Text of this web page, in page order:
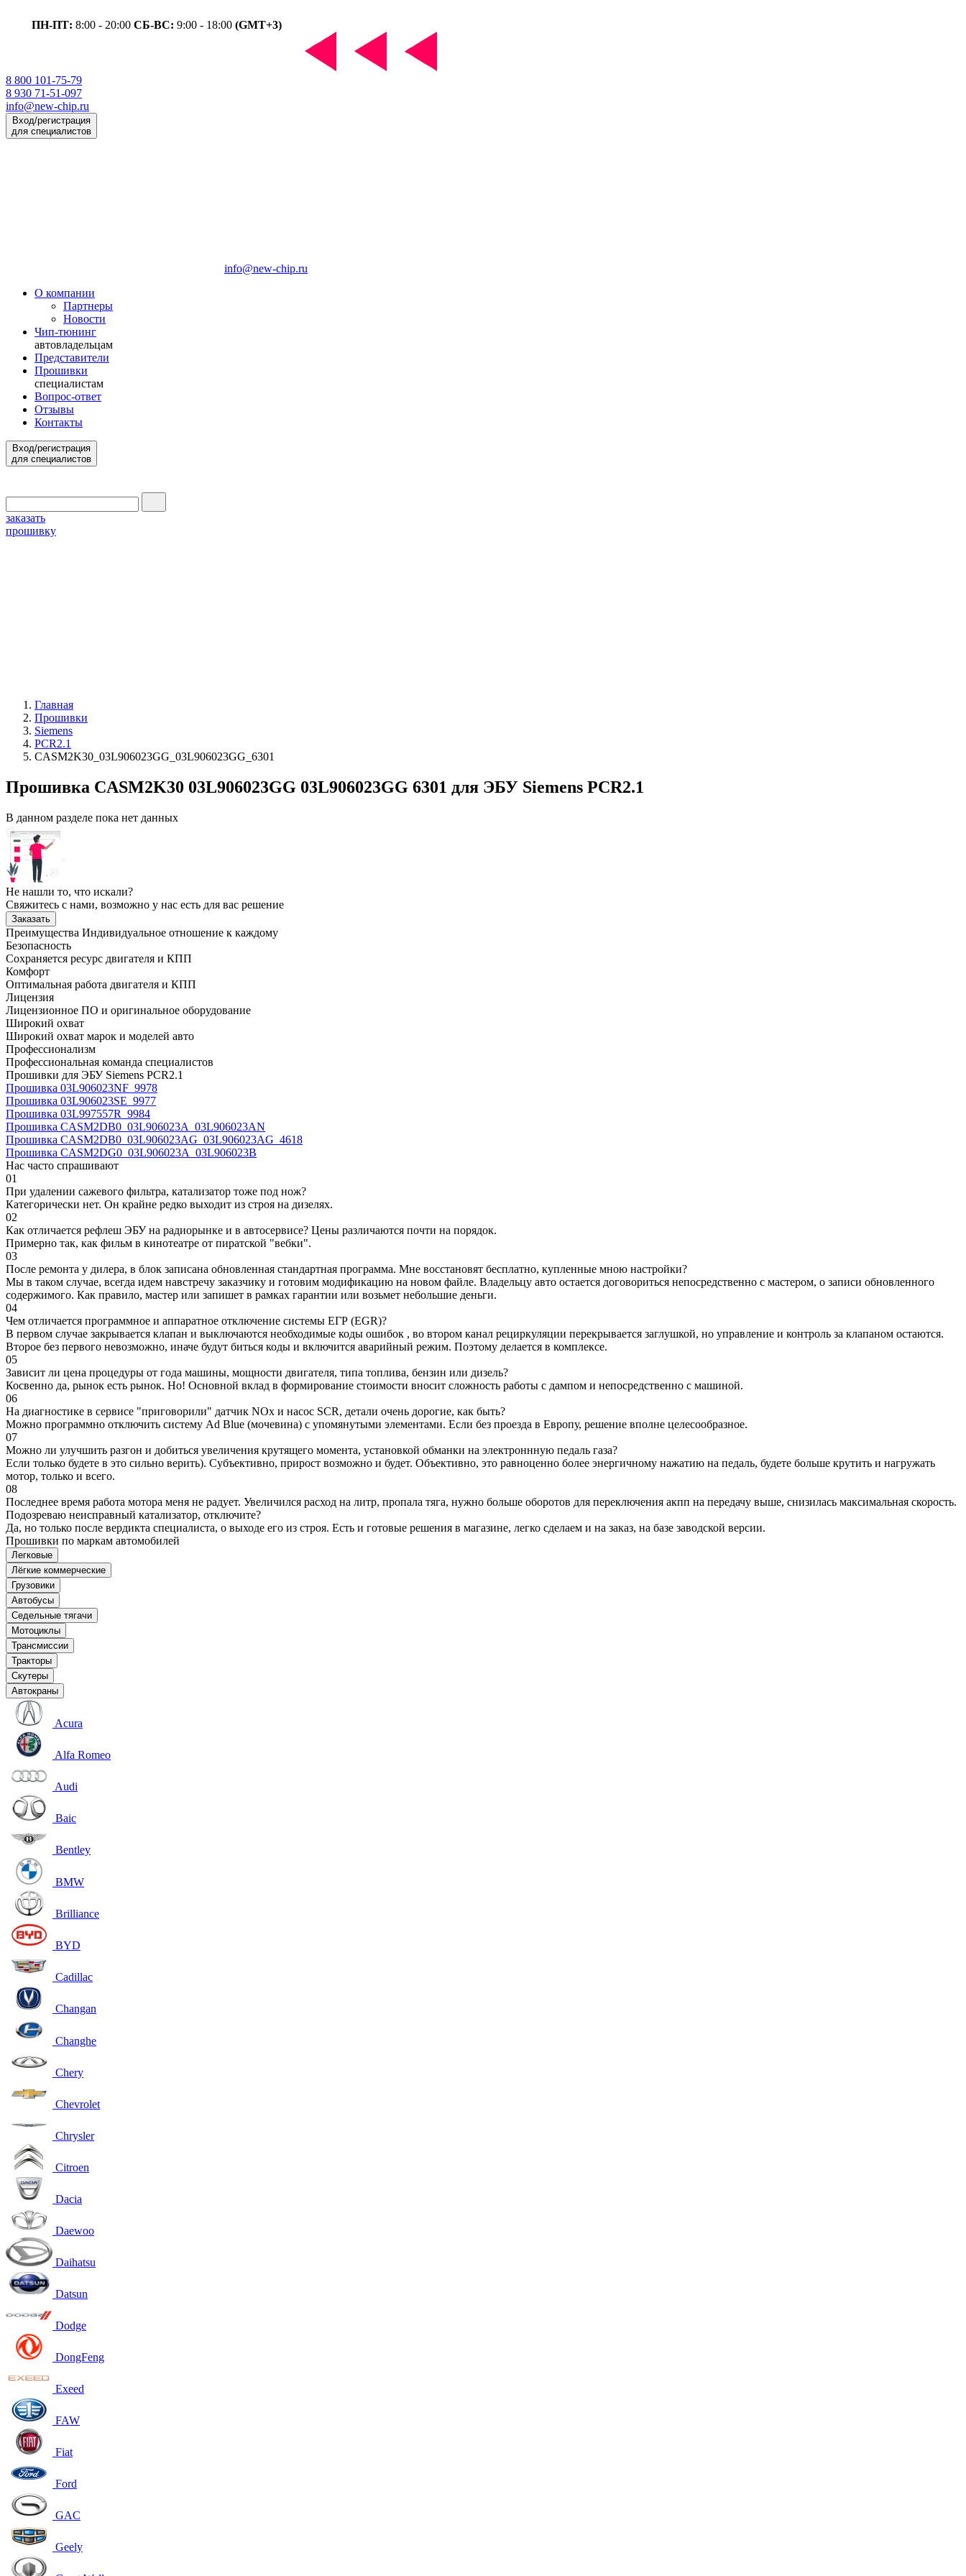
ПН-ПТ: 8:00 - 20:00 СБ-ВС: 9:00 - 18:00 (GMT+3)
8 800 101-75-79
8 930 71-51-097
info@new-chip.ru
Вход/регистрация
для специалистов
info@new-chip.ru
О компании
Партнеры
Новости
Чип-тюнинг
автовладельцам
Представители
Прошивки
специалистам
Вопрос-ответ
Отзывы
Контакты
Вход/регистрация
для специалистов
заказать
прошивку
Главная
Прошивки
Siemens
PCR2.1
CASM2K30_03L906023GG_03L906023GG_6301
Прошивка CASM2K30 03L906023GG 03L906023GG 6301 для ЭБУ Siemens PCR2.1
В данном разделе пока нет данных
Не нашли то, что искали?
Свяжитесь с нами, возможно у нас есть для вас решение
Заказать
Преимущества Индивидуальное отношение к каждому
Безопасность
Сохраняется ресурс двигателя и КПП
Комфорт
Оптимальная работа двигателя и КПП
Лицензия
Лицензионное ПО и оригинальное оборудование
Широкий охват
Широкий охват марок и моделей авто
Профессионализм
Профессиональная команда специалистов
Прошивки для ЭБУ Siemens PCR2.1
Прошивка 03L906023NF_9978
Прошивка 03L906023SE_9977
Прошивка 03L997557R_9984
Прошивка CASM2DB0_03L906023A_03L906023AN
Прошивка CASM2DB0_03L906023AG_03L906023AG_4618
Прошивка CASM2DG0_03L906023A_03L906023B
Нас часто спрашивают
01
При удалении сажевого фильтра, катализатор тоже под нож?
Категорически нет. Он крайне редко выходит из строя на дизелях.
02
Как отличается рефлеш ЭБУ на радиорынке и в автосервисе? Цены различаются почти на порядок.
Примерно так, как фильм в кинотеатре от пиратской "вебки".
03
После ремонта у дилера, в блок записана обновленная стандартная программа. Мне восстановят бесплатно, купленные мною настройки?
Мы в таком случае, всегда идем навстречу заказчику и готовим модификацию на новом файле. Владельцу авто остается договориться непосредственно с мастером, о записи обновленного
содержимого. Как правило, мастер или запишет в рамках гарантии или возьмет небольшие деньги.
04
Чем отличается программное и аппаратное отключение системы ЕГР (EGR)?
В первом случае закрывается клапан и выключаются необходимые коды ошибок , во втором канал рециркуляции перекрывается заглушкой, но управление и контроль за клапаном остаются.
Второе без первого невозможно, иначе будут биться коды и включится аварийный режим. Поэтому делается в комплексе.
05
Зависит ли цена процедуры от года машины, мощности двигателя, типа топлива, бензин или дизель?
Косвенно да, рынок есть рынок. Но! Основной вклад в формирование стоимости вносит сложность работы с дампом и непосредственно с машиной.
06
На диагностике в сервисе "приговорили" датчик NOx и насос SCR, детали очень дорогие, как быть?
Можно программно отключить систему Ad Blue (мочевина) с упомянутыми элементами. Если без проезда в Европу, решение вполне целесообразное.
07
Можно ли улучшить разгон и добиться увеличения крутящего момента, установкой обманки на электроннную педаль газа?
Если только будете в это сильно верить). Субъективно, прирост возможно и будет. Объективно, это равноценно более энергичному нажатию на педаль, будете больше крутить и нагружать
мотор, только и всего.
08
Последнее время работа мотора меня не радует. Увеличился расход на литр, пропала тяга, нужно больше оборотов для переключения акпп на передачу выше, снизилась максимальная скорость.
Подозреваю неисправный катализатор, отключите?
Да, но только после вердикта специалиста, о выходе его из строя. Есть и готовые решения в магазине, легко сделаем и на заказ, на базе заводской версии.
Прошивки по маркам автомобилей
Легковые
Лёгкие коммерческие
Грузовики
Автобусы
Седельные тягачи
Мотоциклы
Трансмиссии
Тракторы
Скутеры
Автокраны
Acura
Alfa Romeo
Audi
Baic
Bentley
BMW
Brilliance
BYD
Cadillac
Changan
Changhe
Chery
Chevrolet
Chrysler
Citroen
Dacia
Daewoo
Daihatsu
Datsun
Dodge
DongFeng
Exeed
FAW
Fiat
Ford
GAC
Geely